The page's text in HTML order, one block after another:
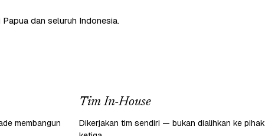
dan seluruh Indonesia.
membangun
Tim In-House
Dikerjakan tim sendiri — bukan dialihkan ke pihak